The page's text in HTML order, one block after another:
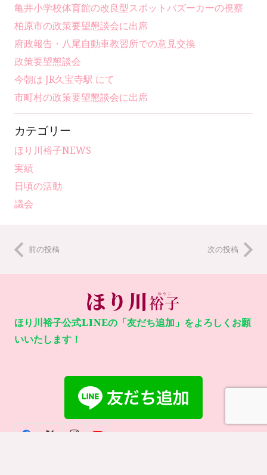
亀井小学校体育館の改良型スポットバズーカーの視察
柏原市の政策要望懇談会に出席
府政報告・八尾自動車教習所での意見交換
政策要望懇談会
今朝は JR久宝寺駅 にて
市町村の政策要望懇談会に出席
カテゴリー
ほり川裕子NEWS
実績
日頃の活動
議会
前の投稿 次の投稿
ほり川裕子公式LINEの「友だち追加」をよろしくお願
いいたします！